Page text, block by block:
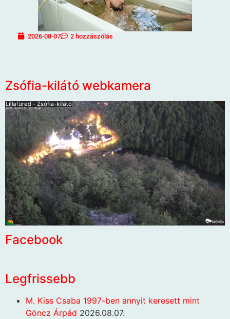
2026-08-07 2 hozzászólás
Zsófia-kilátó webkamera
Facebook
Legfrissebb
M. Kiss Csaba 1997-ben annyit keresett mint
Göncz Árpád 2026.08.07.